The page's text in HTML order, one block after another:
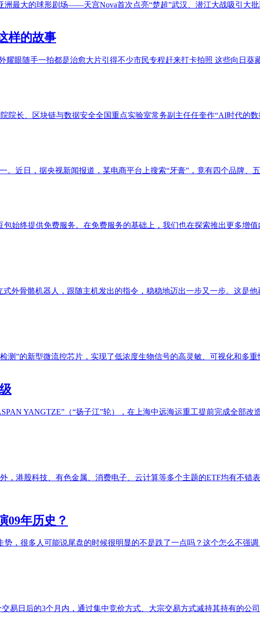
最大的球形剧场——天宫Nova首次点亮“楚超”武汉、潜江大战吸引大
样的故事
眼随手一拍都是治愈大片引得不少市民专程赶来打卡拍照 这些向日葵
院长、区块链与数据安全全国重点实验室常务副主任任奎作“AI时代的
近日，据央视新闻报道，某电商平台上搜索“牙膏”，竟有四个品牌、五
始终提供免费服务。在免费服务的基础上，我们也在探索推出更多增
外骨骼机器人，跟随主机发出的指令，稳稳地迈出一步又一步。这是他
”的新型微流控芯片，实现了低浓度生物信号的高灵敏、可视化和多
YANGTZE”（“扬子江”轮），在上海中远海运重工提前完成全部改
港股科技、有色金属、消费电子、云计算等多个主题的ETF均有不错
09年历史？
，很多人可能说尾盘的时候很明显的不是跌了一点吗？这个怎么不强
易日后的3个月内，通过集中竞价方式、大宗交易方式减持其持有的公